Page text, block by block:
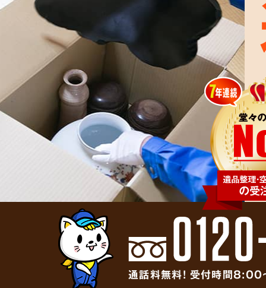
通話料無料! 受付時間8:00